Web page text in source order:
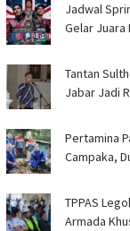
Jadwal
Gelar
Tantan
Jabar Jadi
Pertamina
Campaka,
TPPAS
Armada